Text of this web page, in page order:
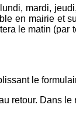
mardi,
en mairie et
le matin
le
retour. Dans